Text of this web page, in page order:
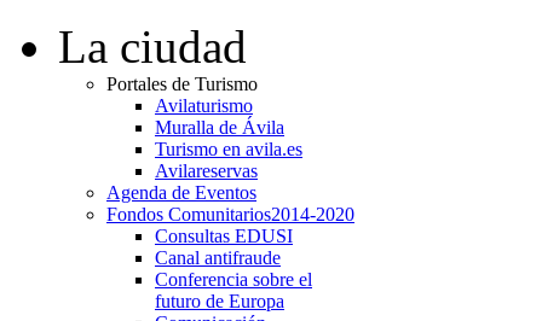
La ciudad
Portales de Turismo
Avilaturismo
Muralla de Ávila
Turismo en avila.es
Avilareservas
Agenda de Eventos
Fondos Comunitarios2014-2020
Consultas EDUSI
Canal antifraude
Conferencia sobre el
futuro de Europa